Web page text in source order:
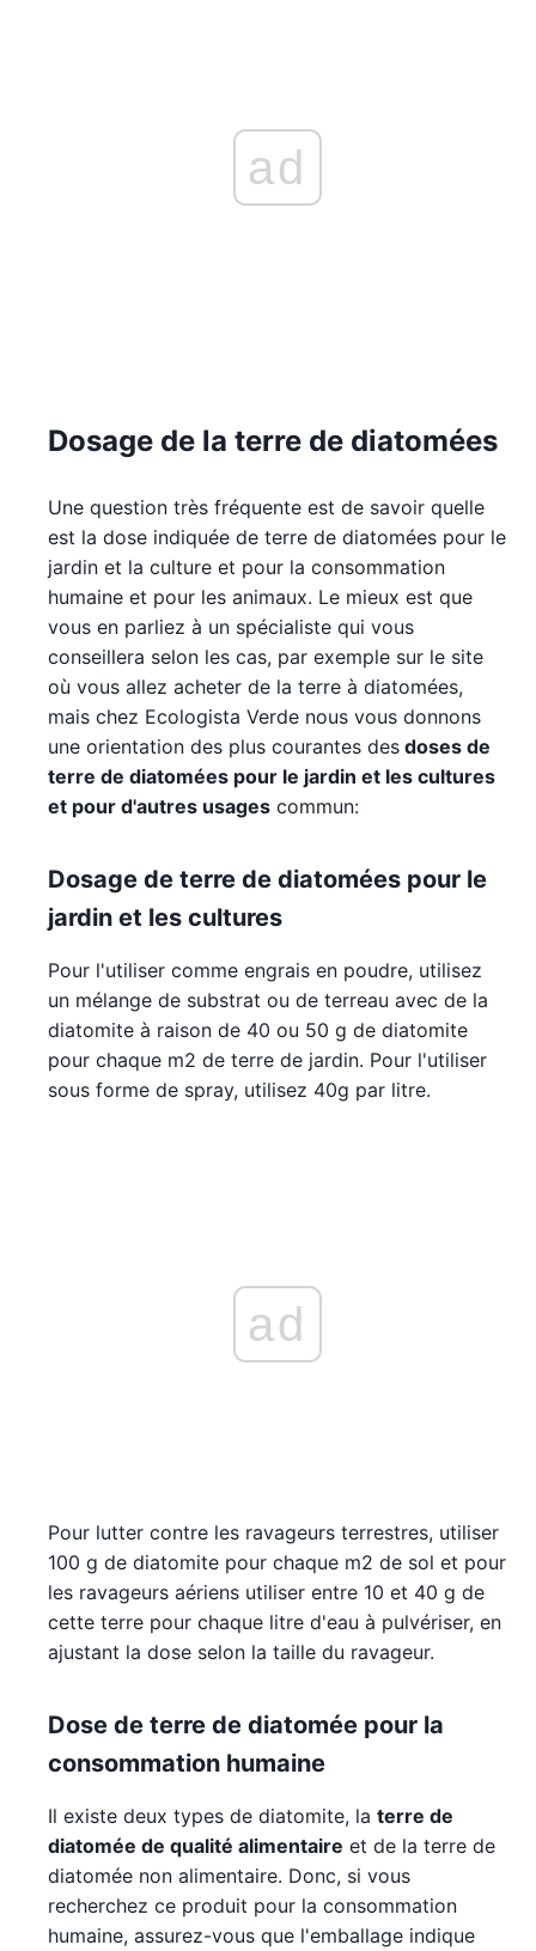
ad
Dosage de la terre de diatomées
Une question très fréquente est de savoir quelle
est la dose indiquée de terre de diatomées pour le
jardin et la culture et pour la consommation
humaine et pour les animaux. Le mieux est que
vous en parliez à un spécialiste qui vous
conseillera selon les cas, par exemple sur le site
où vous allez acheter de la terre à diatomées,
mais chez Ecologista Verde nous vous donnons
une orientation des plus courantes des doses de
terre de diatomées pour le jardin et les cultures
et pour d'autres usages commun:
Dosage de terre de diatomées pour le
jardin et les cultures
Pour l'utiliser comme engrais en poudre, utilisez
un mélange de substrat ou de terreau avec de la
diatomite à raison de 40 ou 50 g de diatomite
pour chaque m2 de terre de jardin. Pour l'utiliser
sous forme de spray, utilisez 40g par litre.
ad
Pour lutter contre les ravageurs terrestres, utiliser
100 g de diatomite pour chaque m2 de sol et pour
les ravageurs aériens utiliser entre 10 et 40 g de
cette terre pour chaque litre d'eau à pulvériser, en
ajustant la dose selon la taille du ravageur.
Dose de terre de diatomée pour la
consommation humaine
Il existe deux types de diatomite, la terre de
diatomée de qualité alimentaire et de la terre de
diatomée non alimentaire. Donc, si vous
recherchez ce produit pour la consommation
humaine, assurez-vous que l'emballage indique